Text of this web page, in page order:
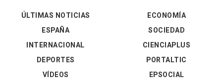
ÚLTIMAS NOTICIAS
ESPAÑA
INTERNACIONAL
DEPORTES
VÍDEOS
ECONOMÍA
SOCIEDAD
CIENCIAPLUS
PORTALTIC
EPSOCIAL